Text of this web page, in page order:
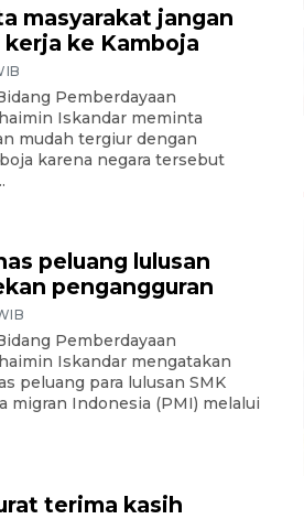
masyarakat jangan
ke Kamboja
Pemberdayaan
Iskandar meminta
mudah tergiur dengan
karena negara tersebut
peluang lulusan
pengangguran
Pemberdayaan
Iskandar mengatakan
peluang para lulusan SMK
migran Indonesia (PMI) melalui
terima kasih